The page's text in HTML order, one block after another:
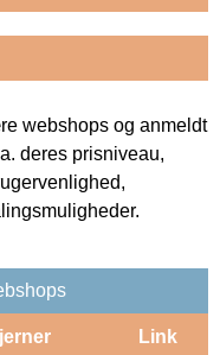
webshops og anmeldt
deres prisniveau,
Link